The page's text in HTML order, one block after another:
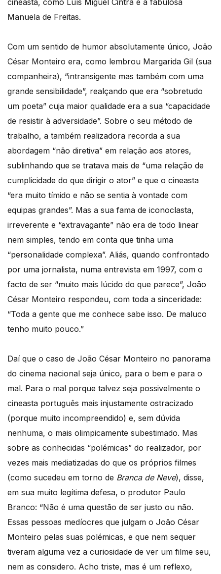
Manuela de Freitas.
Com um sentido de humor absolutamente único, João
César Monteiro era, como lembrou Margarida Gil (sua
companheira), “intransigente mas também com uma
grande sensibilidade”, realçando que era “sobretudo
um poeta” cuja maior qualidade era a sua “capacidade
de resistir à adversidade”. Sobre o seu método de
trabalho, a também realizadora recorda a sua
abordagem “não diretiva” em relação aos atores,
sublinhando que se tratava mais de “uma relação de
cumplicidade do que dirigir o ator” e que o cineasta
“era muito tímido e não se sentia à vontade com
equipas grandes”. Mas a sua fama de iconoclasta,
irreverente e “extravagante” não era de todo linear
nem simples, tendo em conta que tinha uma
“personalidade complexa”. Aliás, quando confrontado
por uma jornalista, numa entrevista em 1997, com o
facto de ser “muito mais lúcido do que parece”, João
César Monteiro respondeu, com toda a sinceridade:
“Toda a gente que me conhece sabe isso. De maluco
tenho muito pouco.”
Daí que o caso de João César Monteiro no panorama
do cinema nacional seja único, para o bem e para o
mal. Para o mal porque talvez seja possivelmente o
cineasta português mais injustamente ostracizado
(porque muito incompreendido) e, sem dúvida
nenhuma, o mais olimpicamente subestimado. Mas
sobre as conhecidas “polémicas” do realizador, por
vezes mais mediatizadas do que os próprios filmes
(como sucedeu em torno de Branca de Neve), disse,
em sua muito legítima defesa, o produtor Paulo
Branco: “Não é uma questão de ser justo ou não.
Essas pessoas medíocres que julgam o João César
Monteiro pelas suas polémicas, e que nem sequer
tiveram alguma vez a curiosidade de ver um filme seu,
nem as considero. Acho triste, mas é um reflexo,